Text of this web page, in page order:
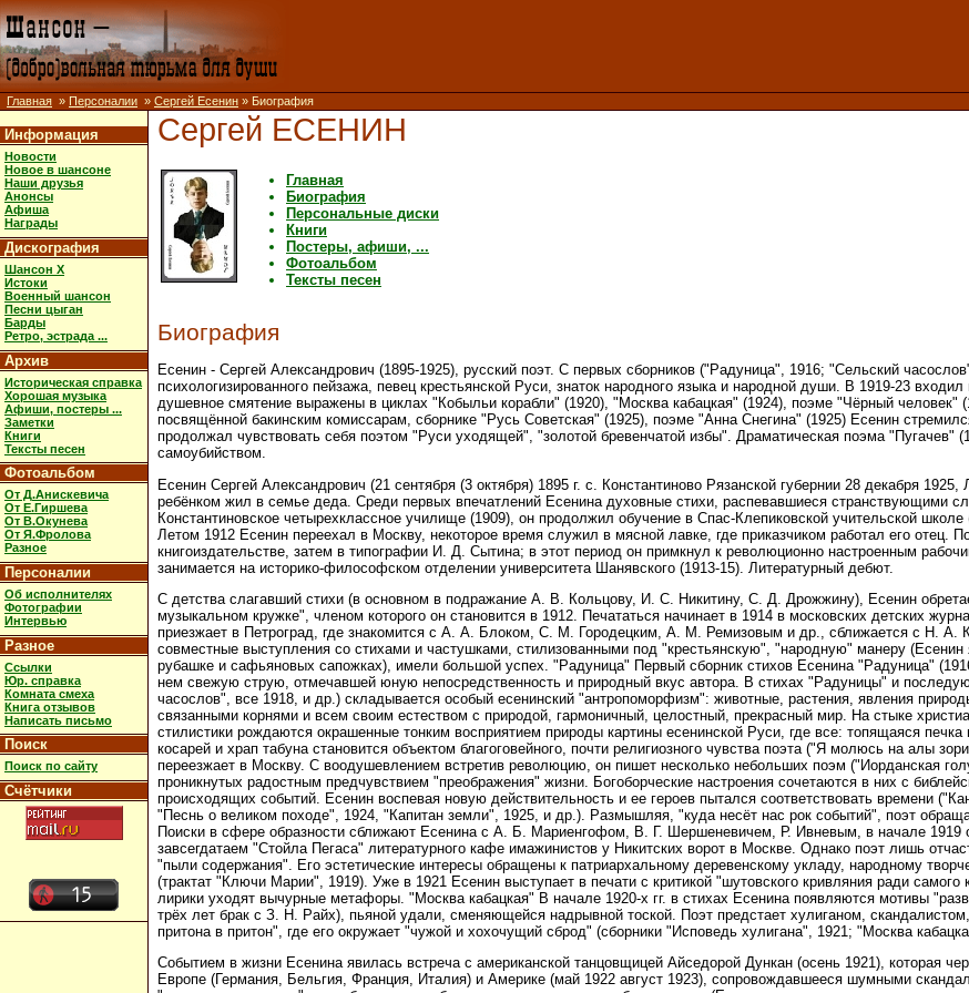
Главная » Персоналии » Сергей Есенин » Биография
Информация
Новости
Новое в шансоне
Наши друзья
Анонсы
Афиша
Награды
Дискография
Шансон X
Истоки
Военный шансон
Песни цыган
Барды
Ретро, эстрада ...
Архив
Историческая справка
Хорошая музыка
Афиши, постеры ...
Заметки
Книги
Тексты песен
Фотоальбом
От Д.Анискевича
От Е.Гиршева
От В.Окунева
От Я.Фролова
Разное
Персоналии
Об исполнителях
Фотографии
Интервью
Разное
Ссылки
Юр. справка
Комната смеха
Книга отзывов
Написать письмо
Поиск
Поиск по сайту
Счётчики
Сергей ЕСЕНИН
Главная
Биография
Персональные диски
Книги
Постеры, афиши, ...
Фотоальбом
Тексты песен
Биография
Есенин - Сергей Александрович (1895-1925), русский поэт. С первых сборников ("Радуница", 1916; "Сельский
психологизированного пейзажа, певец крестьянской Руси, знаток народного языка и народной души. В 1919-23
душевное смятение выражены в циклах "Кобыльи корабли" (1920), "Москва кабацкая" (1924), поэме "Чёрный
посвящённой бакинским комиссарам, сборнике "Русь Советская" (1925), поэме "Анна Снегина" (1925) Есенин
продолжал чувствовать себя поэтом "Руси уходящей", "золотой бревенчатой избы". Драматическая поэма "Пугачев"
самоубийством.
Есенин Сергей Александрович (21 сентября (3 октября) 1895 г. с. Константиново Рязанской губернии 28 декабря
ребёнком жил в семье деда. Среди первых впечатлений Есенина духовные стихи, распевавшиеся странствующими
Константиновское четырехклассное училище (1909), он продолжил обучение в Спас-Клепиковской учительской
Летом 1912 Есенин переехал в Москву, некоторое время служил в мясной лавке, где приказчиком работал его отец.
книгоиздательстве, затем в типографии И. Д. Сытина; в этот период он примкнул к революционно настроенным
занимается на историко-философском отделении университета Шанявского (1913-15). Литературный дебют.
С детства слагавший стихи (в основном в подражание А. В. Кольцову, И. С. Никитину, С. Д. Дрожжину), Есенин
музыкальном кружке", членом которого он становится в 1912. Печататься начинает в 1914 в московских детских
приезжает в Петроград, где знакомится с А. А. Блоком, С. М. Городецким, А. М. Ремизовым и др., сближается с Н. А.
совместные выступления со стихами и частушками, стилизованными под "крестьянскую", "народную" манеру
рубашке и сафьяновых сапожках), имели большой успех. "Радуница" Первый сборник стихов Есенина "Радуница"
нем свежую струю, отмечавшей юную непосредственность и природный вкус автора. В стихах "Радуницы" и
часослов", все 1918, и др.) складывается особый есенинский "антропоморфизм": животные, растения, явления
связанными корнями и всем своим естеством с природой, гармоничный, целостный, прекрасный мир. На стыке
стилистики рождаются окрашенные тонким восприятием природы картины есенинской Руси, где все: топящаяся
косарей и храп табуна становится объектом благоговейного, почти религиозного чувства поэта ("Я молюсь на алы
переезжает в Москву. С воодушевлением встретив революцию, он пишет несколько небольших поэм ("Иорданская
проникнутых радостным предчувствием "преображения" жизни. Богоборческие настроения сочетаются в них с
происходящих событий. Есенин воспевая новую действительность и ее героев пытался соответствовать времени
"Песнь о великом походе", 1924, "Капитан земли", 1925, и др.). Размышляя, "куда несёт нас рок событий", поэт
Поиски в сфере образности сближают Есенина с А. Б. Мариенгофом, В. Г. Шершеневичем, Р. Ивневым, в начале 1919
завсегдатаем "Стойла Пегаса" литературного кафе имажинистов у Никитских ворот в Москве. Однако поэт лишь
"пыли содержания". Его эстетические интересы обращены к патриархальному деревенскому укладу, народному
(трактат "Ключи Марии", 1919). Уже в 1921 Есенин выступает в печати с критикой "шутовского кривляния ради
лирики уходят вычурные метафоры. "Москва кабацкая" В начале 1920-х гг. в стихах Есенина появляются мотивы
трёх лет брак с З. Н. Райх), пьяной удали, сменяющейся надрывной тоской. Поэт предстает хулиганом,
притона в притон", где его окружает "чужой и хохочущий сброд" (сборники "Исповедь хулигана", 1921; "Москва
Событием в жизни Есенина явилась встреча с американской танцовщицей Айседорой Дункан (осень 1921), которая
Европе (Германия, Бельгия, Франция, Италия) и Америке (май 1922 август 1923), сопровождавшееся шумными